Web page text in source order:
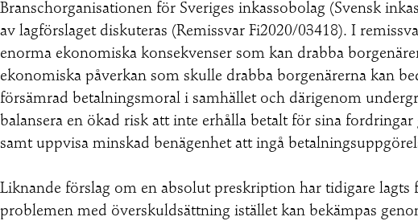
Branschorganisationen för Sveriges inkassobolag (Svensk
av lagförslaget diskuteras (Remissvar Fi2020/03418). I
enorma ekonomiska konsekvenser som kan drabba
ekonomiska påverkan som skulle drabba borgenärerna kan
försämrad betalningsmoral i samhället och därigenom
balansera en ökad risk att inte erhålla betalt för sina
samt uppvisa minskad benägenhet att ingå
Liknande förslag om en absolut preskription har tidigare
problemen med överskuldsättning istället kan bekämpas